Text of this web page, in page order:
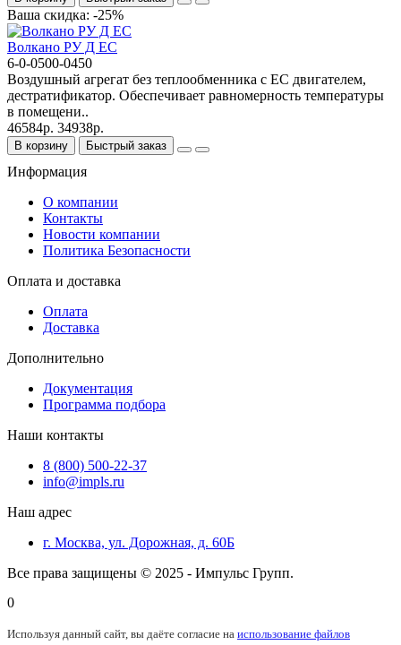
Ваша скидка: -25%
Волкано РУ Д EC
6-0-0500-0450
Воздушный агрегат без теплообменника с ЕС двигателем,
дестратификатор. Обеспечивает равномерность температуры
в помещени..
46584р. 34938р.
В корзину Быстрый заказ
Информация
О компании
Контакты
Новости компании
Политика Безопасности
Оплата и доставка
Оплата
Доставка
Дополнительно
Документация
Программа подбора
Наши контакты
8 (800) 500-22-37
info@impls.ru
Наш адрес
г. Москва, ул. Дорожная, д. 60Б
Все права защищены © 2025 - Импульс Групп.
0
Используя данный сайт, вы даёте согласие на использование файлов